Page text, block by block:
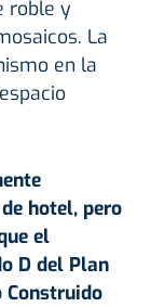
roble y
La
en la
hotel, pero
el
D del Plan